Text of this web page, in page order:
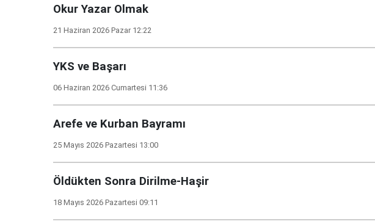
Okur Yazar Olmak
21 Haziran 2026 Pazar 12:22
YKS ve Başarı
06 Haziran 2026 Cumartesi 11:36
Arefe ve Kurban Bayramı
25 Mayıs 2026 Pazartesi 13:00
Öldükten Sonra Dirilme-Haşir
18 Mayıs 2026 Pazartesi 09:11